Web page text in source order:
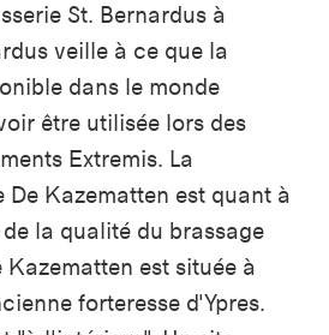
St. Bernardus à
veille à ce que la
dans le monde
être utilisée lors des
Extremis. La
De Kazematten est quant à
la qualité du brassage
Kazematten est située à
forteresse d'Ypres.